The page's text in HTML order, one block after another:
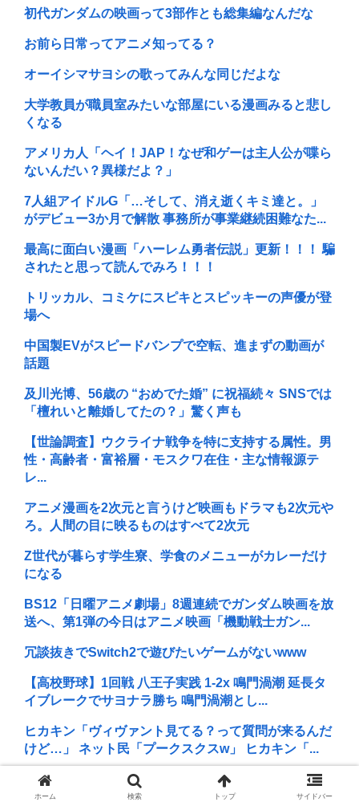
初代ガンダムの映画って3部作とも総集編なんだな
お前ら日常ってアニメ知ってる？
オーイシマサヨシの歌ってみんな同じだよな
大学教員が職員室みたいな部屋にいる漫画みると悲し
くなる
アメリカ人「ヘイ！JAP！なぜ和ゲーは主人公が喋ら
ないんだい？異様だよ？」
7人組アイドルG「…そして、消え逝くキミ達と。」
がデビュー3か月で解散 事務所が事業継続困難なた...
最高に面白い漫画「ハーレム勇者伝説」更新！！！ 騙
されたと思って読んでみろ！！！
トリッカル、コミケにスピキとスピッキーの声優が登
場へ
中国製EVがスピードバンプで空転、進まずの動画が
話題
及川光博、56歳の “おめでた婚” に祝福続々 SNSでは
「檀れいと離婚してたの？」驚く声も
【世論調査】ウクライナ戦争を特に支持する属性。男
性・高齢者・富裕層・モスクワ在住・主な情報源テ
レ...
アニメ漫画を2次元と言うけど映画もドラマも2次元や
ろ。人間の目に映るものはすべて2次元
Z世代が暮らす学生寮、学食のメニューがカレーだけ
になる
BS12「日曜アニメ劇場」8週連続でガンダム映画を放
送へ、第1弾の今日はアニメ映画「機動戦士ガン...
冗談抜きでSwitch2で遊びたいゲームがないwww
【高校野球】1回戦 八王子実践 1-2x 鳴門渦潮 延長タ
イブレークでサヨナラ勝ち 鳴門渦潮とし...
ヒカキン「ヴィヴァント見てる？って質問が来るんだ
けど…」 ネット民「プークスクスw」 ヒカキン「...
楽しんご、神田うのの印象を率直に吐露「あまりにも
素っ気ない態度を取られて寂しい」
ホーム 検索 トップ サイドバー